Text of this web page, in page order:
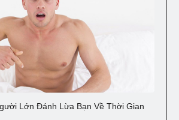
Lớn Đánh Lừa Bạn Về Thời Gian